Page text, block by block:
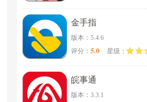
金手指
版本：5.4.6
评分： 5.0 星级：
皖事通
版本：3.3.1